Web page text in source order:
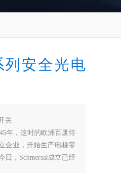
列安全光电
关
年，这时的欧洲百废待
企业，开始生产电梯零
日，Schmersal成立已经